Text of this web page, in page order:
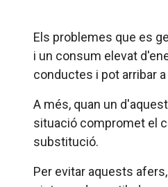
Els problemes que es
i un consum elevat
conductes i pot arribar
A més, quan un
situació compromet el
substitució.
Per evitar aquests